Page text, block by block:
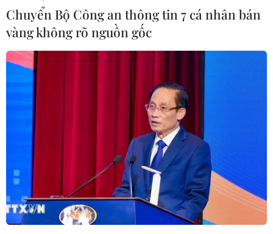
TIN CÙNG CHUYÊN MỤC
Tổng Bí thư, Chủ tịch nước
Tô Lâm bắt đầu thăm cấp Nhà nước
tới Australia
Chủ tịch Quốc hội hội kiến
Tổng Bí thư, Chủ tịch nước Lào
Thongloun Sisoulith
09/08/2026 09:32
Chủ tịch Quốc hội Trần
Chuyển Bộ Công an thông tin 7 cá nhân bán
vàng không rõ nguồn gốc